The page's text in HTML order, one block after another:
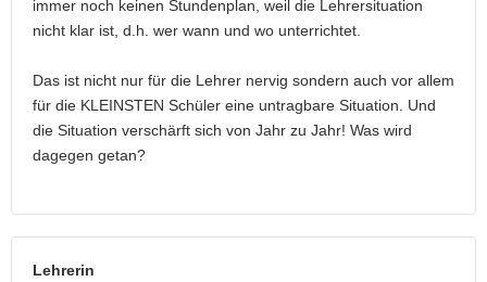
immer noch keinen Stundenplan, weil die Lehrersituation
nicht klar ist, d.h. wer wann und wo unterrichtet.
Das ist nicht nur für die Lehrer nervig sondern auch vor allem
für die KLEINSTEN Schüler eine untragbare Situation. Und
die Situation verschärft sich von Jahr zu Jahr! Was wird
dagegen getan?
Lehrerin